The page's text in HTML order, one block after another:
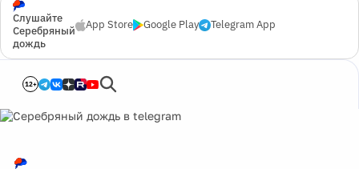
Слушайте
Серебряный
дождь
App Store Google Play Telegram App
12+